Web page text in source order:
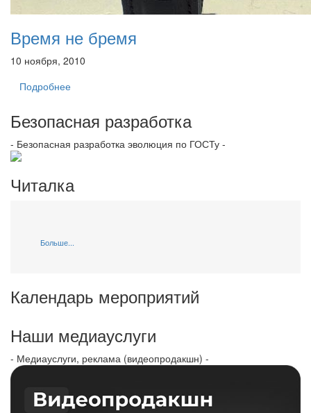
Время не бремя
10 ноября, 2010
Подробнее
Безопасная разработка
- Безопасная разработка эволюция по ГОСТу -
Читалка
Больше...
Календарь мероприятий
Наши медиауслуги
- Медиауслуги, реклама (видеопродакшн) -